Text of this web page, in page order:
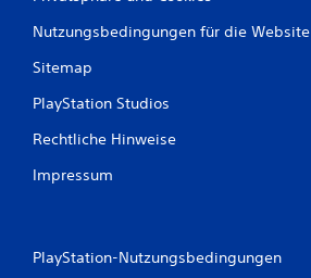
Nutzungsbedingungen für die Website
Sitemap
PlayStation Studios
Rechtliche Hinweise
Impressum
PlayStation-Nutzungsbedingungen